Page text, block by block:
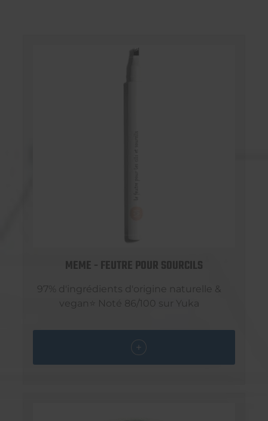
MEME - FEUTRE POUR SOURCILS
97% d'ingrédients d'origine naturelle &
vegan⭐ Noté 86/100 sur Yuka